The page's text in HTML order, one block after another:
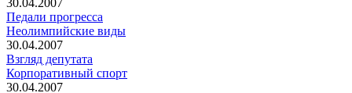
Педали прогресса
Неолимпийские виды
30.04.2007
Взгляд депутата
Корпоративный спорт
30.04.2007